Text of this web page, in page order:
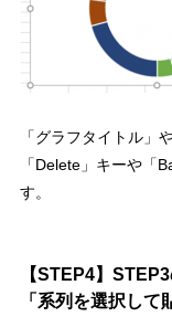
「グラフタイトル」
「Delete」キーや「
す。
【STEP4】
「系列を選択して